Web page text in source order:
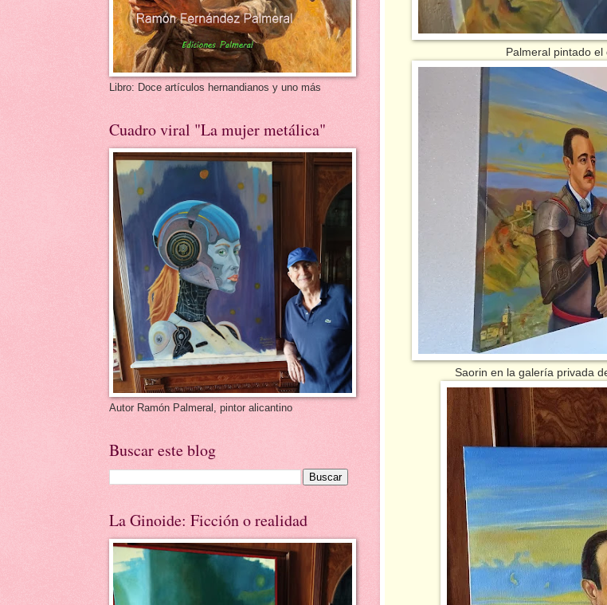
Palmeral pintado el cuadro
Saorin en la galería privada de
Libro: Doce artículos hernandianos y uno más
Cuadro viral "La mujer metálica"
Autor Ramón Palmeral, pintor alicantino
Buscar este blog
La Ginoide: Ficción o realidad